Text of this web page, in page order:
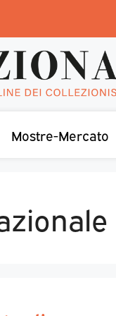
Mostre-Mercato